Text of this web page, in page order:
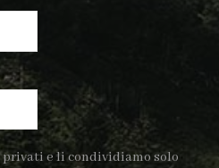
e li condividiamo solo